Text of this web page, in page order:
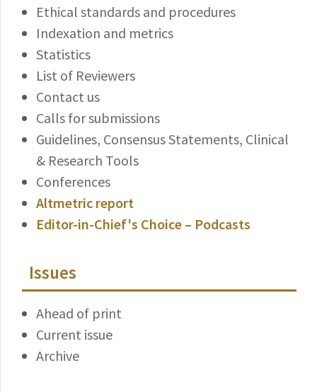
Ethical standards and procedures
Indexation and metrics
Statistics
List of Reviewers
Contact us
Calls for submissions
Guidelines, Consensus Statements, Clinical
& Research Tools
Conferences
Altmetric report
Editor-in-Chief's Choice – Podcasts
Issues
Ahead of print
Current issue
Archive